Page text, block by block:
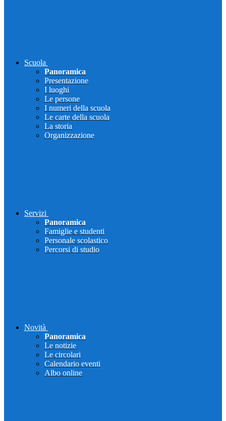
Scuola
Panoramica
Presentazione
I luoghi
Le persone
I numeri della scuola
Le carte della scuola
La storia
Organizzazione
Servizi
Panoramica
Famiglie e studenti
Personale scolastico
Percorsi di studio
Novità
Panoramica
Le notizie
Le circolari
Calendario eventi
Albo online